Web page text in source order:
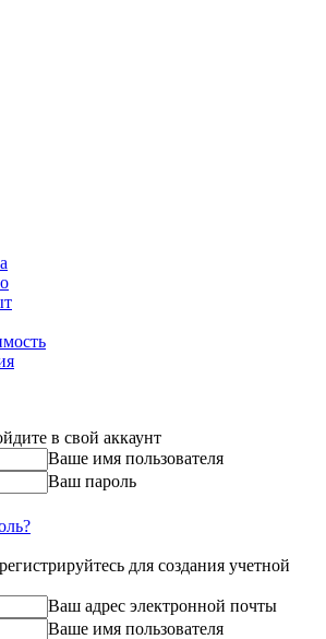
в свой аккаунт
Ваше имя пользователя
Ваш пароль
для создания учетной
Ваш адрес электронной почты
Ваше имя пользователя